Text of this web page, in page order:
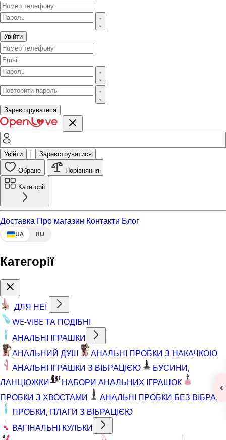
Увійти
Зареєструватися
Увійти | Зареєструватися
Обране Порівняння
Категорії
Доставка Про магазин Контакти Блог
UA RU
Категорії
ДЛЯ НЕЇ
WE-VIBE ТА ПОДІБНІ
АНАЛЬНІ ІГРАШКИ
АНАЛЬНИЙ ДУШ
АНАЛЬНІ ПРОБКИ З НАКАЧКОЮ
АНАЛЬНІ ІГРАШКИ З ВІБРАЦІЄЮ
БУСИНИ,
ЛАНЦЮЖКИ
НАБОРИ АНАЛЬНИХ ІГРАШОК
ПРОБКИ З ХВОСТАМИ
АНАЛЬНІ ПРОБКИ БЕЗ ВІБРАЦІЇ
ПРОБКИ, ПЛАГИ З ВІБРАЦІЄЮ
ВАГІНАЛЬНІ КУЛЬКИ
‹